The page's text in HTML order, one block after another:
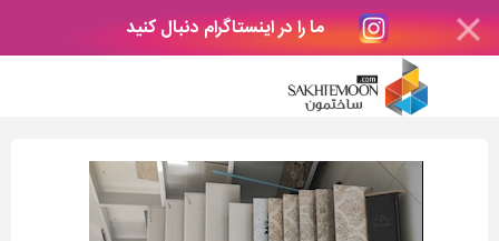
ما را در اینستاگرام دنبال کنید